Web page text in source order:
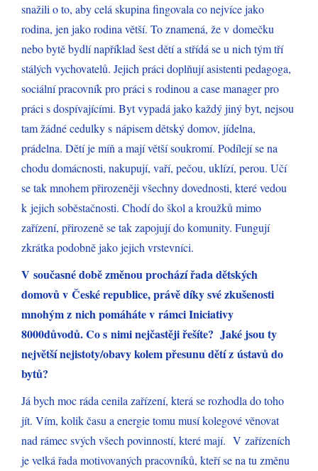
snažili o to, aby celá skupina fingovala co nejvíce jako
rodina, jen jako rodina větší. To znamená, že v domečku
nebo bytě bydlí například šest dětí a střídá se u nich tým tří
stálých vychovatelů. Jejich práci doplňují asistenti pedagoga,
sociální pracovník pro práci s rodinou a case manager pro
práci s dospívajícími. Byt vypadá jako každý jiný byt, nejsou
tam žádné cedulky s nápisem dětský domov, jídelna,
prádelna. Dětí je míň a mají větší soukromí. Podílejí se na
chodu domácnosti, nakupují, vaří, pečou, uklízí, perou. Učí
se tak mnohem přirozeněji všechny dovednosti, které vedou
k jejich soběstačnosti. Chodí do škol a kroužků mimo
zařízení, přirozeně se tak zapojují do komunity. Fungují
zkrátka podobně jako jejich vrstevníci.
V současné době změnou prochází řada dětských
domovů v České republice, právě díky své zkušenosti
mnohým z nich pomáháte v rámci Iniciativy
8000důvodů. Co s nimi nejčastěji řešíte? Jaké jsou ty
největší nejistoty/obavy kolem přesunu dětí z ústavů do
bytů?
Já bych moc ráda cenila zařízení, která se rozhodla do toho
jít. Vím, kolik času a energie tomu musí kolegové věnovat
nad rámec svých všech povinností, které mají. V zařízeních
je velká řada motivovaných pracovníků, kteří se na tu změnu